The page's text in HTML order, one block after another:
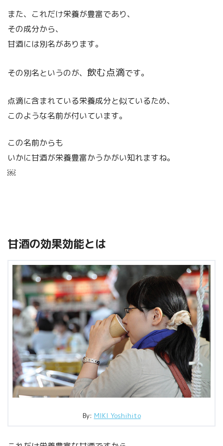
また、これだけ栄養が豊富であり、
その成分から、
甘酒には別名があります。
その別名というのが、 飲む点滴です。
点滴に含まれている栄養成分と似ているため、
このような名前が付いています。
この名前からも
いかに甘酒が栄養豊富かうかがい知れますね。
￼
甘酒の効果効能とは
By: MIKI Yoshihito